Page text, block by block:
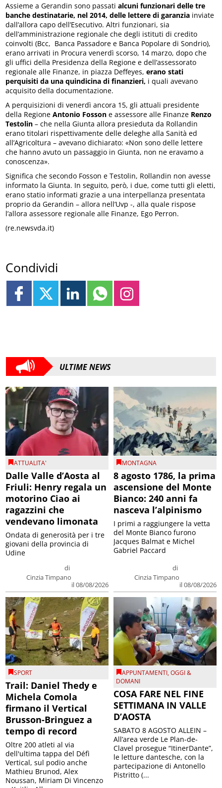
Assieme a Gerandin sono passatialcuni funzionari delle tre
banche destinatarie, nel 2014, delle lettere di garanzia inviate
dall’allora capo dell’Esecutivo. Altri funzionari, sia
dell’amministrazione regionale che degli istituti di credito
coinvolti (Bcc, Banca Passadore e Banca Popolare di Sondrio),
erano arrivati in Procura venerdì scorso, 14 marzo, dopo che
gli uffici della Presidenza della Regione e dell’assessorato
regionale alle Finanze, in piazza Deffeyes,erano stati
perquisiti da una quindicina di finanzieri, i quali avevano
acquisito della documentazione.
A perquisizioni di venerdì ancora 15, gli attuali presidente
della RegioneAntonio Fosson e assessore alle Finanze Renzo
Testolin – che nella Giunta allora presieduta da Rollandin
erano titolari rispettivamente delle deleghe alla Sanità ed
all’Agricoltura – avevano dichiarato: «Non sono delle lettere
che hanno avuto un passaggio in Giunta, non ne eravamo a
conoscenza».
Significa che secondo Fosson e Testolin, Rollandin non avesse
informato la Giunta. In seguito, però, i due, come tutti gli eletti,
erano statio informati grazie a una interpellanza presentata
proprio da Gerandin – allora nell’Uvp -, alla quale rispose
l’allora assessore regionale alle Finanze, Ego Perron.
(re.newsvda.it)
Condividi
ULTIME NEWS
ATTUALITA'
Dalle Valle d’Aosta al
Friuli: Henry regala un
motorino Ciao ai
ragazzini che
vendevano limonata
di
Cinzia Timpano
il 08/08/2026
Ondata di generosità per i tre
giovani della provincia di
Udine
MONTAGNA
8 agosto 1786, la prima
ascensione del Monte
Bianco: 240 anni fa
nasceva l’alpinismo
di
Cinzia Timpano
il 08/08/2026
I primi a raggiungere la vetta
del Monte Bianco furono
Jacques Balmat e Michel
Gabriel Paccard
SPORT
Trail: Daniel Thedy e
Michela Comola
firmano il Vertical
Brusson-Bringuez a
tempo di record
Oltre 200 atleti al via
dell'ultima tappa del Défì
Vertical, sul podio anche
Mathieu Brunod, Alex
Noussan, Miriam Di Vincenzo
APPUNTAMENTI,OGGI &
DOMANI
COSA FARE NEL FINE
SETTIMANA IN VALLE
D’AOSTA
SABATO 8 AGOSTO ALLEIN –
All’area verde Le Plan-de-
Clavel prosegue “ItinerDante”,
le letture dantesche, con la
partecipazione di Antonello
Pistritto (...